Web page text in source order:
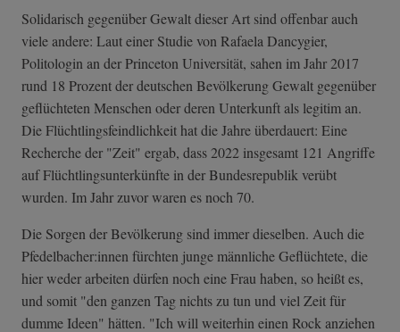
Solidarisch gegenüber Gewalt dieser Art sind offenbar auch
viele andere: Laut einer Studie von Rafaela Dancygier,
Politologin an der Princeton Universität, sahen im Jahr 2017
rund 18 Prozent der deutschen Bevölkerung Gewalt gegenüber
geflüchteten Menschen oder deren Unterkunft als legitim an.
Die Flüchtlingsfeindlichkeit hat die Jahre überdauert: Eine
Recherche der "Zeit" ergab, dass 2022 insgesamt 121 Angriffe
auf Flüchtlingsunterkünfte in der Bundesrepublik verübt
wurden. Im Jahr zuvor waren es noch 70.
Die Sorgen der Bevölkerung sind immer dieselben. Auch die
Pfedelbacher:innen fürchten junge männliche Geflüchtete, die
hier weder arbeiten dürfen noch eine Frau haben, so heißt es,
und somit "den ganzen Tag nichts zu tun und viel Zeit für
dumme Ideen" hätten. "Ich will weiterhin einen Rock anziehen